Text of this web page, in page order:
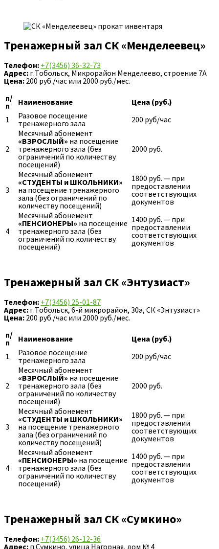
Тренажерный зал СК «Менделеевец»
Телефон: +7(3456) 36-32-73
Адрес: г.Тобольск, Микрорайон Менделеево, строение 7А
Цена: 200 руб./час или 2000 руб./мес.
п/
п
Наименование
Цена (руб.)
1
Разовое посещение
тренажерного зала
200 руб/час
2
Месячный абонемент
«ВЗРОСЛЫЙ» на посещение
тренажерного зала (без
ограничений по количеству
посещений)
2000 руб.
3
Месячный абонемент
«СТУДЕНТЫ и ШКОЛЬНИКИ»
на посещение тренажерного
зала (без ограничений по
количеству посещений)
1800 руб. — при
предоставлении
соответствующих
документов
4
Месячный абонемент
«ПЕНСИОНЕРЫ» на посещение
тренажерного зала (без
ограничений по количеству
посещений)
1400 руб. — при
предоставлении
соответствующих
документов
Тренажерный зал СК «Энтузиаст»
Телефон: +7(3456) 25-01-87
Адрес: г.Тобольск, 6-й микрорайон, 30а, СК «Энтузиаст»
Цена: 200 руб./час или 2000 руб./мес.
п/
п
Наименование
Цена (руб.)
1
Разовое посещение
тренажерного зала
200 руб/час
2
Месячный абонемент
«ВЗРОСЛЫЙ» на посещение
тренажерного зала (без
ограничений по количеству
посещений)
2000 руб.
3
Месячный абонемент
«СТУДЕНТЫ и ШКОЛЬНИКИ»
на посещение тренажерного
зала (без ограничений по
количеству посещений)
1800 руб. — при
предоставлении
соответствующих
документов
4
Месячный абонемент
«ПЕНСИОНЕРЫ» на посещение
тренажерного зала (без
ограничений по количеству
посещений)
1400 руб. — при
предоставлении
соответствующих
документов
Тренажерный зал СК «Сумкино»
Телефон: +7(3456) 26-12-36
Адрес: п.Сумкино, улица Нагорная, дом № 4